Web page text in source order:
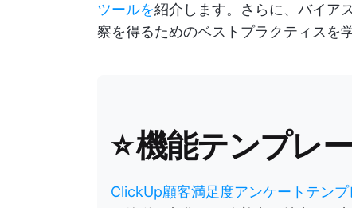
ツールを紹介します。さらに、バイア
察を得るためのベストプラクティスを
⭐️ 機能テンプレ
ClickUp顧客満足度アンケートテンプ